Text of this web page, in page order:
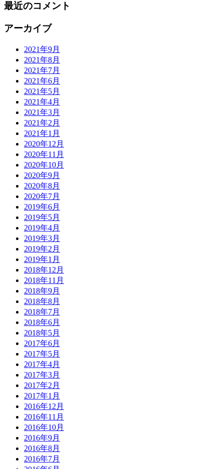
最近のコメント
アーカイブ
2021年9月
2021年8月
2021年7月
2021年6月
2021年5月
2021年4月
2021年3月
2021年2月
2021年1月
2020年12月
2020年11月
2020年10月
2020年9月
2020年8月
2020年7月
2019年6月
2019年5月
2019年4月
2019年3月
2019年2月
2019年1月
2018年12月
2018年11月
2018年9月
2018年8月
2018年7月
2018年6月
2018年5月
2017年6月
2017年5月
2017年4月
2017年3月
2017年2月
2017年1月
2016年12月
2016年11月
2016年10月
2016年9月
2016年8月
2016年7月